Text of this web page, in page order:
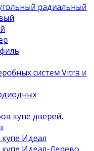
радиальный
систем Vitra и
купе дверей,
Идеал